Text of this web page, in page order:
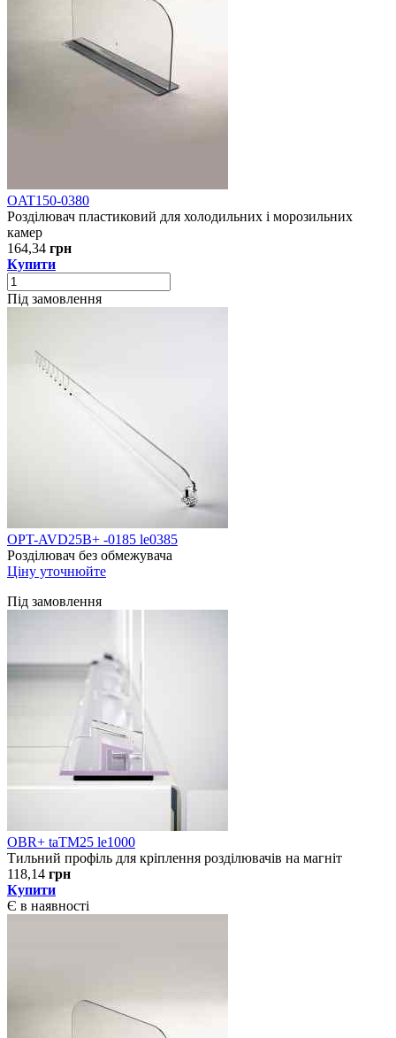
OAT150-0380
Розділювач пластиковий для холодильних і морозильних
камер
164,34 грн
Купити
Під замовлення
OPT-AVD25B+ -0185 le0385
Розділювач без обмежувача
Ціну уточнюйте
Під замовлення
OBR+ taTM25 le1000
Тильний профіль для кріплення розділювачів на магніт
118,14 грн
Купити
Є в наявності